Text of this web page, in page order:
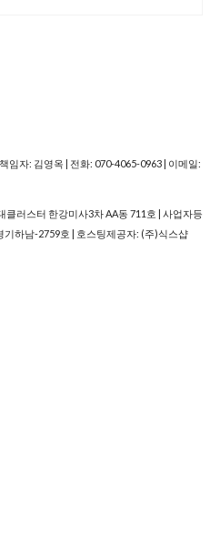
임자: 김영옥 | 전화: 070-4065-0963 | 이메일:
러스터 한강미사3차 AA동 711호 | 사업자등
기하남-2759호 | 호스팅제공자: (주)식스샵